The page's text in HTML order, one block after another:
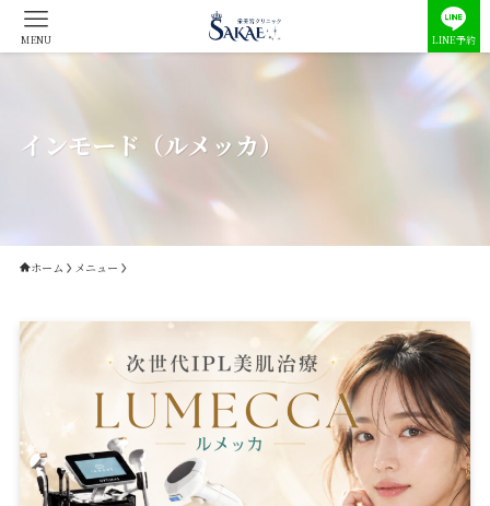
LINE予約
MENU
インモード（ルメッカ）
ホーム メニュー